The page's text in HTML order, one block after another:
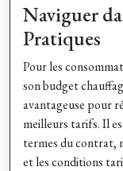
Naviguer
Pratiques
Pour les
son budget
avantageuse pour
meilleurs tarifs. Il
termes du contrat,
et les conditions